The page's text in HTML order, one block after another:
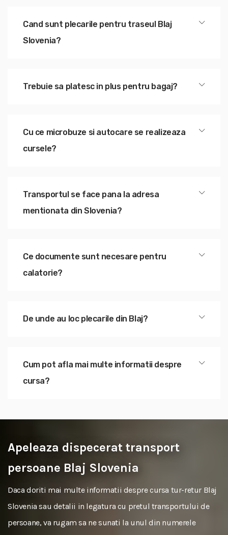
Cand sunt plecarile pentru traseul Blaj
Slovenia?
Trebuie sa platesc in plus pentru bagaj?
Cu ce microbuze si autocare se realizeaza
cursele?
Transportul se face pana la adresa
mentionata din Slovenia?
Ce documente sunt necesare pentru
calatorie?
De unde au loc plecarile din Blaj?
Cum pot afla mai multe informatii despre
cursa?
Apeleaza dispecerat transport
persoane Blaj Slovenia
Daca doriti mai multe informatii despre cursa tur-retur Blaj
Slovenia sau detalii in legatura cu pretul transportului de
persoane, va rugam sa ne sunati la unul din numerele